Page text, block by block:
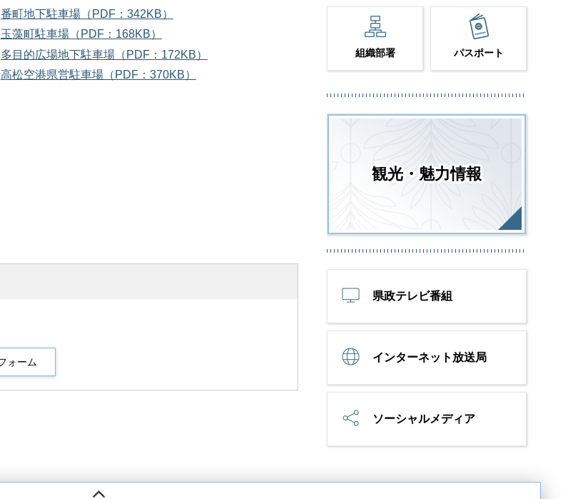
番町地下駐車場（PDF：342KB）
玉藻町駐車場（PDF：168KB）
多目的広場地下駐車場（PDF：172KB）
高松空港県営駐車場（PDF：370KB）
組織部署 パスポート
観光・魅力情報
県政テレビ番組
インターネット放送局
ソーシャルメディア